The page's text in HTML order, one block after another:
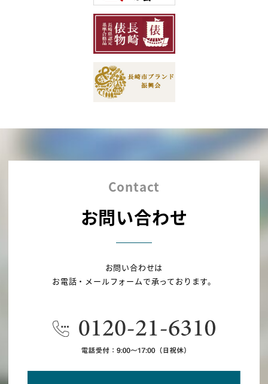
Contact
お問い合わせ
お問い合わせは
お電話・メールフォームで承っております。